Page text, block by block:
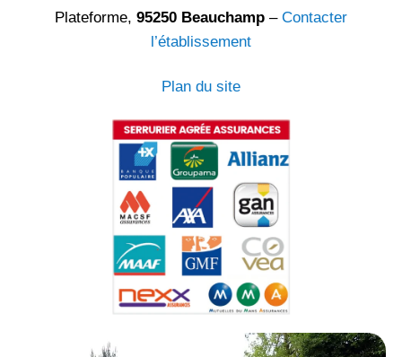
Plateforme, 95250 Beauchamp – Contacter
l’établissement
Plan du site